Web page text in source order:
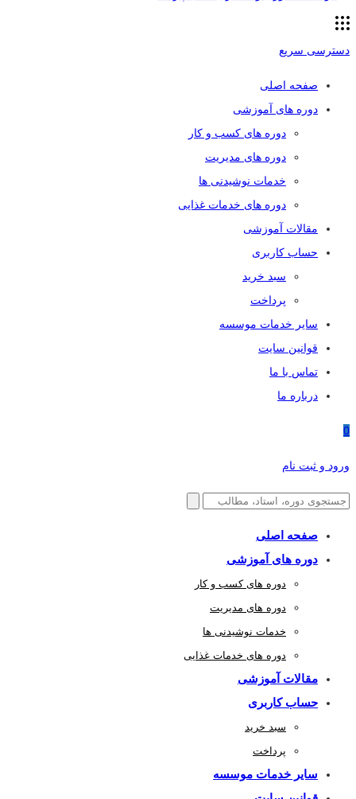
دسترسی سریع
صفحه اصلی
دوره های آموزشی
دوره های کسب و کار
دوره های مدیریت
خدمات نوشیدنی ها
دوره های خدمات غذایی
مقالات آموزشی
حساب کاربری
سبد خرید
پرداخت
سایر خدمات موسسه
قوانین سایت
تماس با ما
درباره ما
0
ورود و ثبت نام
صفحه اصلی
دوره های آموزشی
دوره های کسب و کار
دوره های مدیریت
خدمات نوشیدنی ها
دوره های خدمات غذایی
مقالات آموزشی
حساب کاربری
سبد خرید
پرداخت
سایر خدمات موسسه